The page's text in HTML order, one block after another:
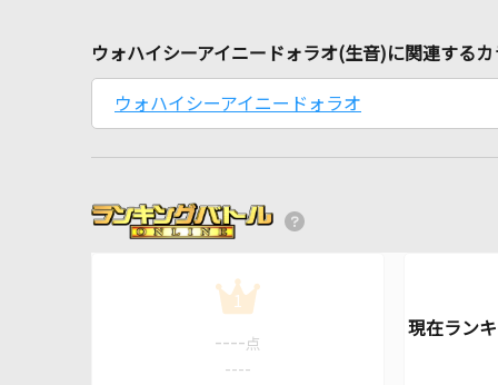
ウォハイシーアイニードォラオ(生音)に関連する
ウォハイシーアイニードォラオ
1
---- 点
----